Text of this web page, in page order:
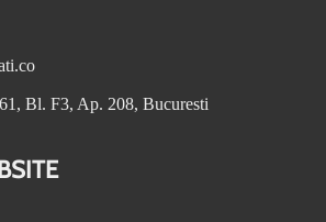
Bl. F3, Ap. 208, Bucuresti